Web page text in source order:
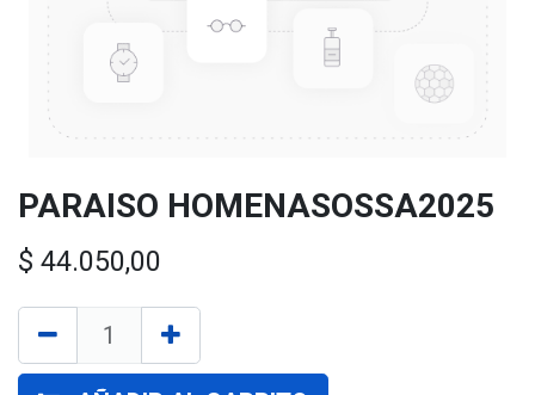
PARAISO HOMENASOSSA2025
$ 44.050,00